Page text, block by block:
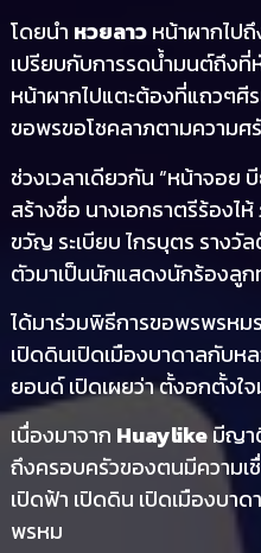
โดยนำ หวยลาวหน้าผากไป
เปรียบกับการรดน้ำมนต์ถึงที่
หน้าผากไปแตะต้องที่แถวๆศี
ขอพรขอโชคลาภตามความศ
ช่วงเวลาเดียวกัน “หน้าจอย
สร้างชื่อ นางเอกธาตรีร้องไ
ขวัญ ระเบียบ ไกรบุตร ราง
ตัวมาเป็นนักแสดงนักร้องลูก
ได้มาร่วมพิธีการขอพรพรห
เปิดดินเปิดเมืองบาดาลกับ
ยอนด์ เปิดเผยว่า ตั้งอกตั้งใ
เนื่องมาจาก Huaylikeมีญา
ถึงครอบครัวของตนมีความ
เปิดฟ้า เปิดดิน เปิดเมืองบา
พรหม